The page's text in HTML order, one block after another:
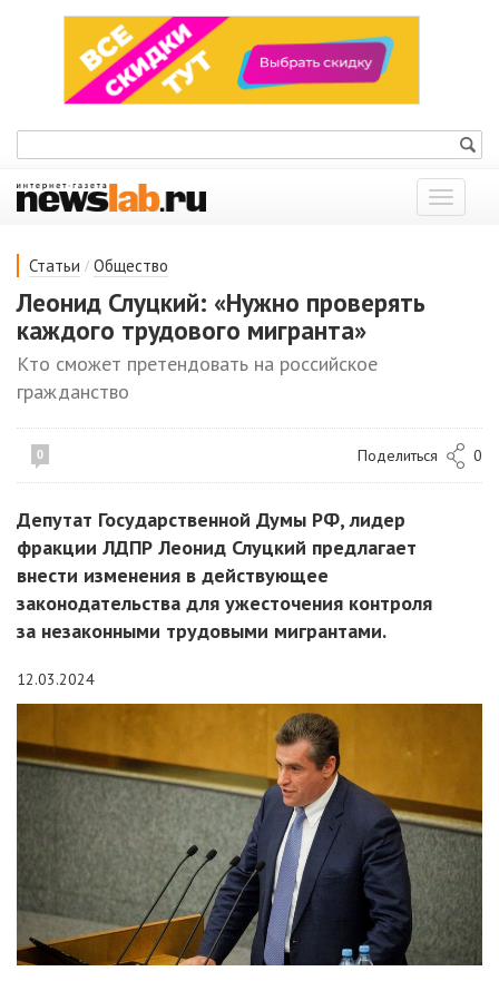
Показать
меню
Статьи / Общество
Леонид Слуцкий: «Нужно проверять
каждого трудового мигранта»
Кто сможет претендовать на российское
гражданство
0 Поделиться 0
Депутат Государственной Думы РФ, лидер
фракции ЛДПР Леонид Слуцкий предлагает
внести изменения в действующее
законодательства для ужесточения контроля
за незаконными трудовыми мигрантами.
12.03.2024